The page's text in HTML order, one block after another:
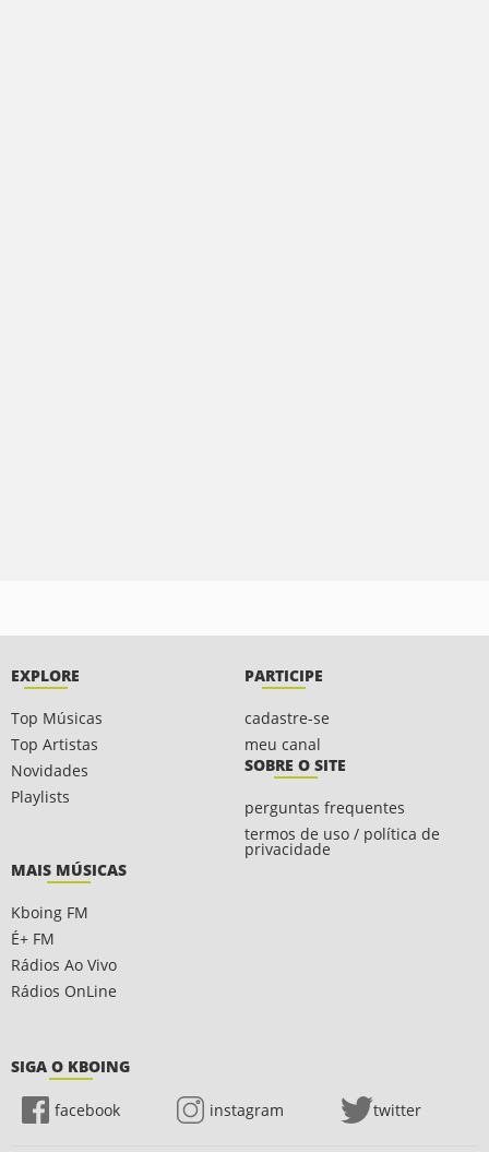
EXPLORE
Top Músicas
Top Artistas
Novidades
Playlists
PARTICIPE
cadastre-se
meu canal
SOBRE O SITE
perguntas frequentes
termos de uso / política de
privacidade
MAIS MÚSICAS
Kboing FM
É+ FM
Rádios Ao Vivo
Rádios OnLine
SIGA O KBOING
facebook instagram twitter